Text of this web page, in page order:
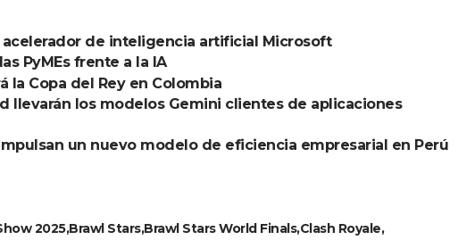
acelerador de inteligencia artificial Microsoft
PyMEs frente a la IA
la Copa del Rey en Colombia
llevarán los modelos Gemini clientes de aplicaciones
un nuevo modelo de eficiencia empresarial en Perú
2025Brawl StarsBrawl Stars World FinalsClash Royale